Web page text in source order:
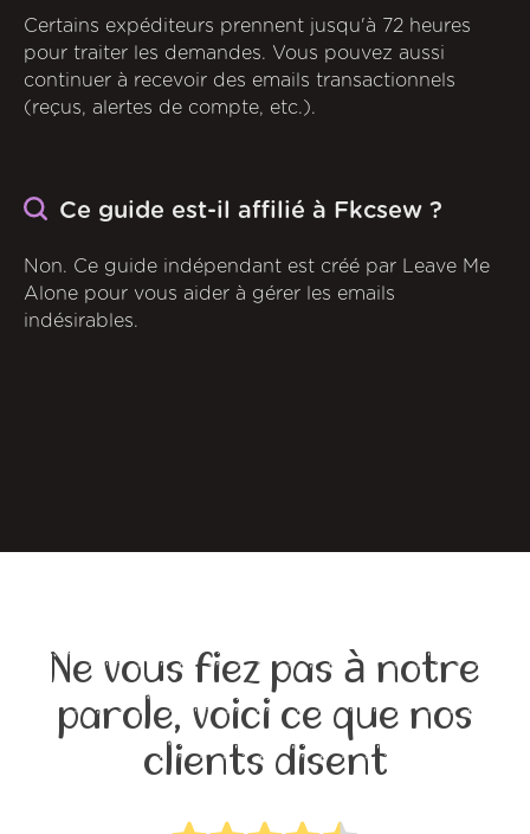
Certains expéditeurs prennent jusqu'à 72 heures
pour traiter les demandes. Vous pouvez aussi
continuer à recevoir des emails transactionnels
(reçus, alertes de compte, etc.).
Ce guide est-il affilié à Fkcsew ?
Non. Ce guide indépendant est créé par Leave Me
Alone pour vous aider à gérer les emails
indésirables.
Ne vous fiez pas à notre
parole, voici ce que nos
clients disent